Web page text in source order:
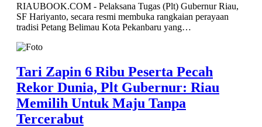
RIAUBOOK.COM - Pelaksana Tugas (Plt) Gubernur Riau,
SF Hariyanto, secara resmi membuka rangkaian perayaan
tradisi Petang Belimau Kota Pekanbaru yang…
Tari Zapin 6 Ribu Peserta Pecah
Rekor Dunia, Plt Gubernur: Riau
Memilih Untuk Maju Tanpa
Tercerabut